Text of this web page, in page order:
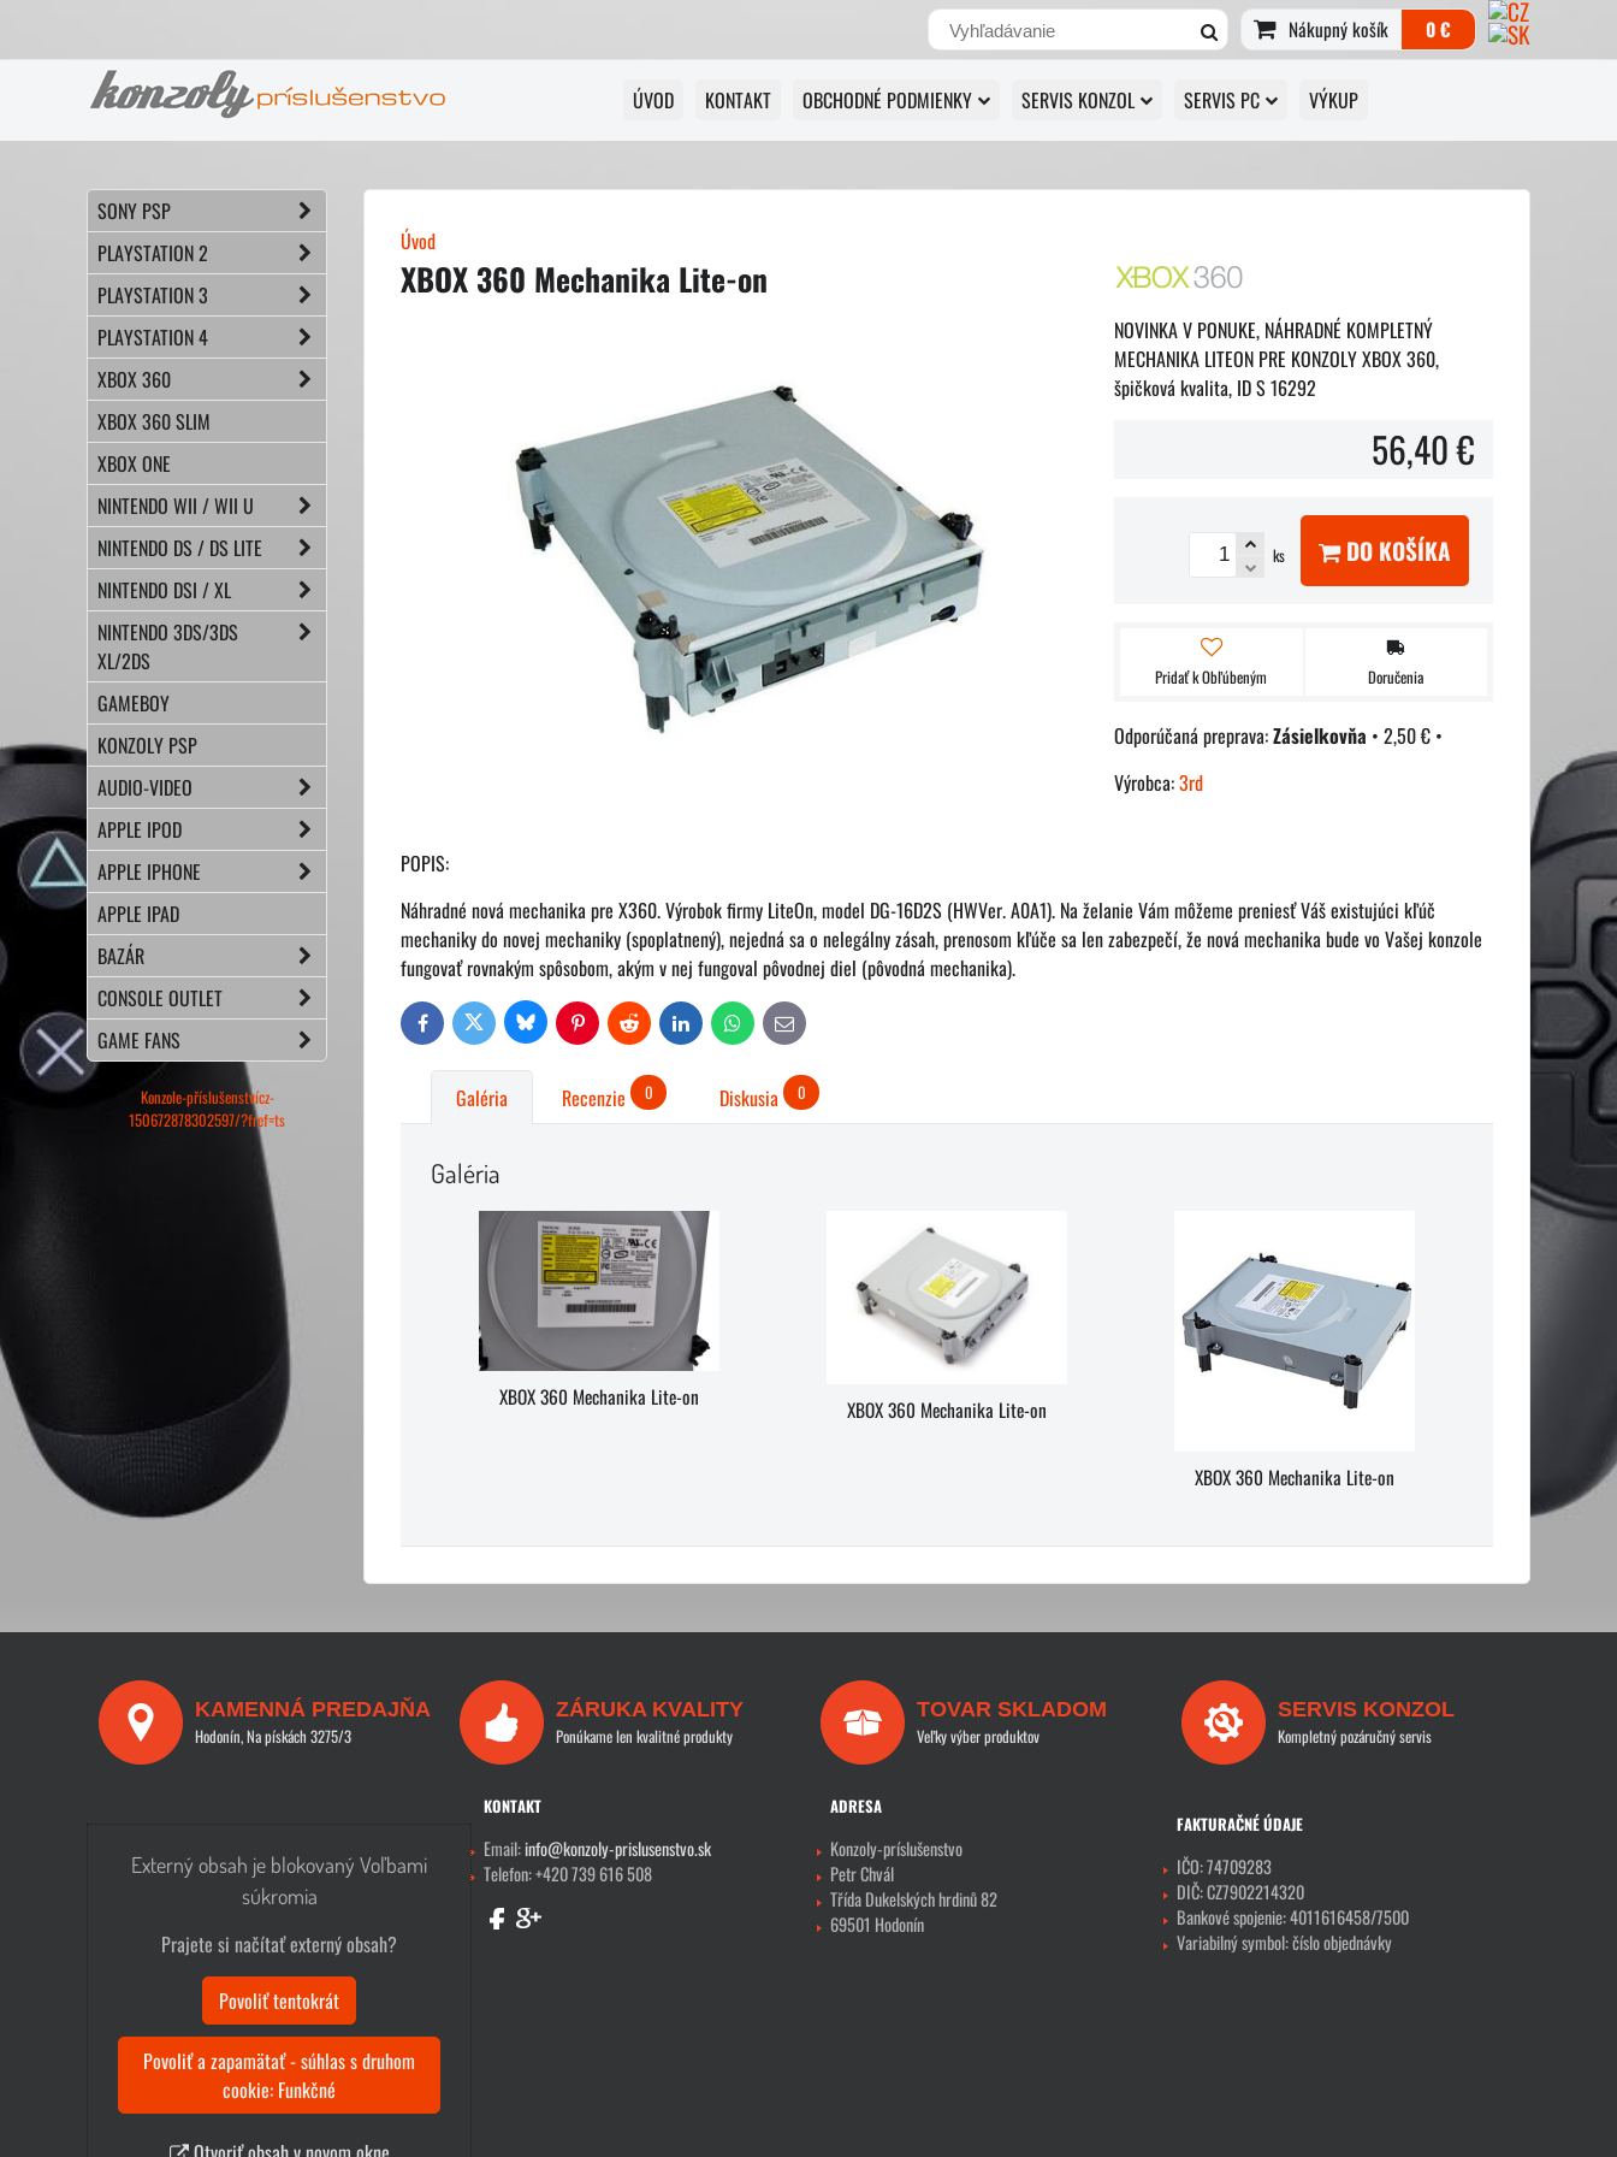
Nákupný košík 0 €
ÚVOD KONTAKT OBCHODNÉ PODMIENKY SERVIS KONZOL SERVIS PC VÝKUP
Úvod
XBOX 360 Mechanika Lite-on
NOVINKA V PONUKE, NÁHRADNÉ KOMPLETNÝ
MECHANIKA LITEON PRE KONZOLY XBOX 360,
špičková kvalita, ID S 16292
56,40 €
ks DO KOŠÍKA
Pridať k Obľúbeným Doručenia
Zásielkovňa • 2,50 € •
Výrobca:3rd
POPIS:
Náhradné nová mechanika pre X360. Výrobok firmy LiteOn, model DG-16D2S (HWVer. A0A1). Na želanie Vám môžeme preniesť Váš existujúci kľúč
mechaniky do novej mechaniky (spoplatnený), nejedná sa o nelegálny zásah, prenosom kľúče sa len zabezpečí, že nová mechanika bude vo Vašej konzole
fungovať rovnakým spôsobom, akým v nej fungoval pôvodnej diel (pôvodná mechanika).
FacebookTwitter Bluesky PinterestReddit LinkedIn WhatsAppE-
mail
Galéria Recenzie 0 Diskusia 0
Galéria
XBOX 360 Mechanika Lite-on XBOX 360 Mechanika Lite-on
XBOX 360 Mechanika Lite-on
SONY PSP
PLAYSTATION 2
PLAYSTATION 3
PLAYSTATION 4
XBOX 360
XBOX 360 SLIM
XBOX ONE
NINTENDO WII / WII U
NINTENDO DS / DS LITE
NINTENDO DSI / XL
NINTENDO 3DS/3DS
XL/2DS
GAMEBOY
KONZOLY PSP
AUDIO-VIDEO
APPLE IPOD
APPLE IPHONE
APPLE IPAD
BAZÁR
CONSOLE OUTLET
GAME FANS
Konzole-příslušenstvícz-
150672878302597/?fref=ts
KAMENNÁ PREDAJŇA
Hodonín, Na pískách 3275/3
ZÁRUKA KVALITY
Ponúkame len kvalitné produkty
TOVAR SKLADOM
Veľky výber produktov
SERVIS KONZOL
Kompletný pozáručný servis
Externý obsah je blokovaný Voľbami
súkromia
Prajete si načítať externý obsah?
Povoliť tentokrát
Povoliť a zapamätať - súhlas s druhom
cookie: Funkčné
KONTAKT
Email:info@konzoly-prislusenstvo.sk
Telefon: +420 739 616 508
ADRESA
Konzoly-príslušenstvo
Petr Chvál
Třída Dukelských hrdinů 82
69501 Hodonín
FAKTURAČNÉ ÚDAJE
IČO: 74709283
DIČ: CZ7902214320
Bankové spojenie: 4011616458/7500
Variabilný symbol: číslo objednávky